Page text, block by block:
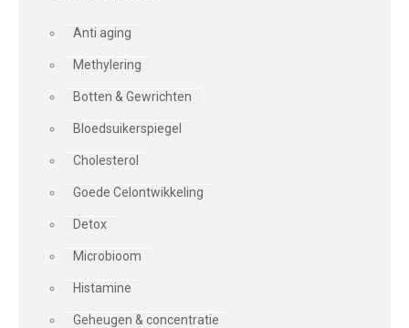
Anti aging
Methylering
Botten & Gewrichten
Bloedsuikerspiegel
Cholesterol
Goede Celontwikkeling
Detox
Microbioom
Histamine
Geheugen & concentratie